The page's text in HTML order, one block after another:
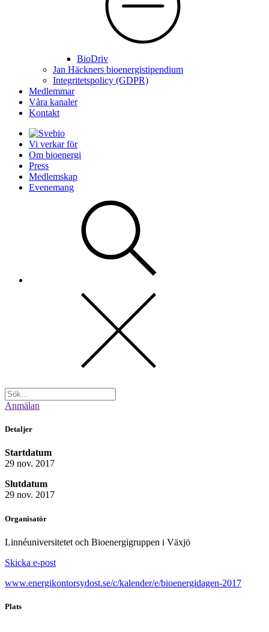
BioDriv
Jan Häckners bioenergistipendium
Integritetspolicy (GDPR)
Medlemmar
Våra kanaler
Kontakt
Vi verkar för
Om bioenergi
Press
Medlemskap
Evenemang
Anmälan
Detaljer
Startdatum
29 nov. 2017
Slutdatum
29 nov. 2017
Organisatör
Linnéuniversitetet och Bioenergigruppen i Växjö
Skicka e-post
www.energikontorsydost.se/c/kalender/e/bioenergidagen-2017
Plats